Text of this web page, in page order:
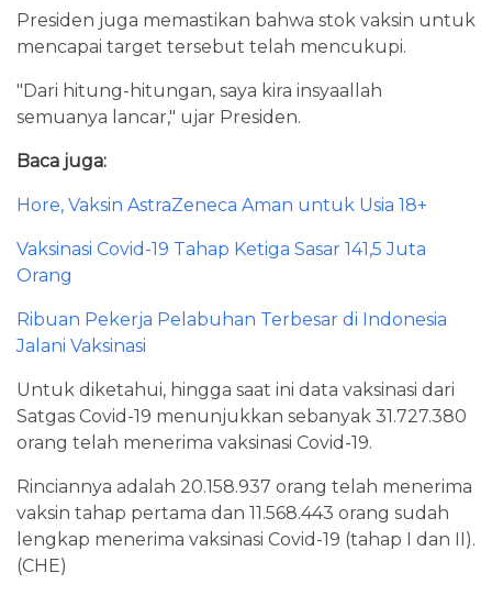
Presiden juga memastikan bahwa stok vaksin untuk
mencapai target tersebut telah mencukupi.
"Dari hitung-hitungan, saya kira insyaallah
semuanya lancar," ujar Presiden.
Baca juga:
Hore, Vaksin AstraZeneca Aman untuk Usia 18+
Vaksinasi Covid-19 Tahap Ketiga Sasar 141,5 Juta
Orang
Ribuan Pekerja Pelabuhan Terbesar di Indonesia
Jalani Vaksinasi
Untuk diketahui, hingga saat ini data vaksinasi dari
Satgas Covid-19 menunjukkan sebanyak 31.727.380
orang telah menerima vaksinasi Covid-19.
Rinciannya adalah 20.158.937 orang telah menerima
vaksin tahap pertama dan 11.568.443 orang sudah
lengkap menerima vaksinasi Covid-19 (tahap I dan II).
(CHE)